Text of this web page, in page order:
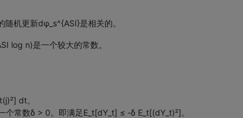
机更新dφ_s^{ASI}是相关的。
log n)是一个较大的常数。
dt。
常数δ > 0。即满足E_t[dY_t] ≤ -δ E_t[(dY_t)²]。